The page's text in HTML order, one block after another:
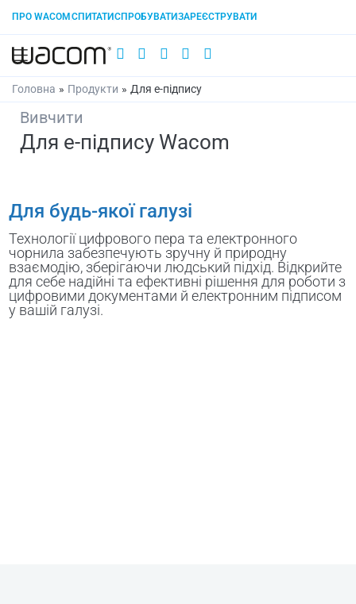
ПРО WACOM СПИТАТИ СПРОБУВАТИ ЗАРЕЄСТРУВАТИ
Головна » Продукти » Для e-підпису
Вивчити
Для e-підпису Wacom
Для будь-якої галузі
Технології цифрового пера та електронного
чорнила забезпечують зручну й природну
взаємодію, зберігаючи людський підхід. Відкрийте
для себе надійні та ефективні рішення для роботи з
цифровими документами й електронним підписом
у вашій галузі.